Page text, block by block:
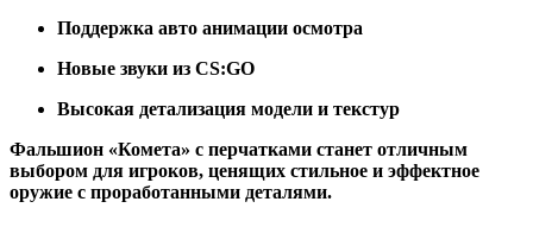
Поддержка авто анимации осмотра
Новые звуки из CS:GO
Высокая детализация модели и текстур
Фальшион «Комета» с перчатками станет отличным
выбором для игроков, ценящих стильное и эффектное
оружие с проработанными деталями.